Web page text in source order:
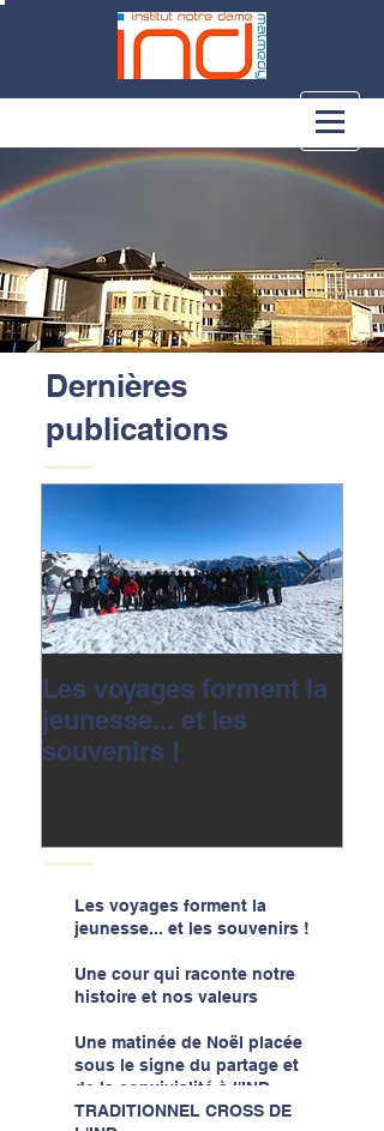
Dernières
publications
Les voyages forment la
jeunesse... et les
souvenirs !
Les voyages forment la
jeunesse... et les souvenirs !
Une cour qui raconte notre
histoire et nos valeurs
Une matinée de Noël placée
sous le signe du partage et
de la convivialité à l'IND...
TRADITIONNEL CROSS DE